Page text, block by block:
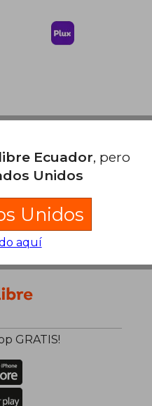
GRATIS!
Ecuador, pero
Unidos
Unidos
aquí